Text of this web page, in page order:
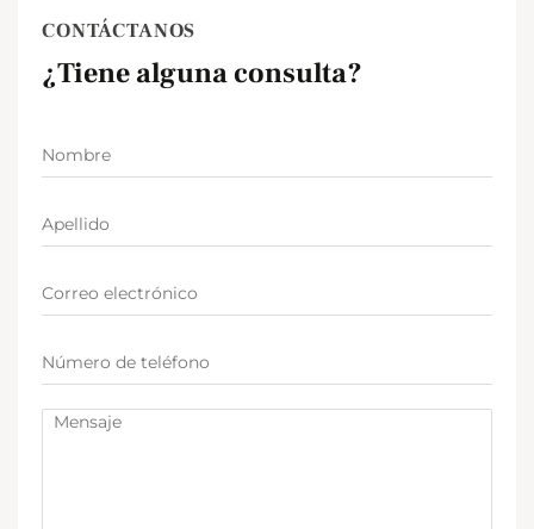
CONTÁCTANOS
¿Tiene alguna consulta?